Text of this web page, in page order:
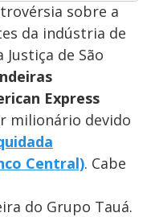
sobre a
da indústria de
de São
Express
milionário devido
Central). Cabe
do Grupo Tauá.